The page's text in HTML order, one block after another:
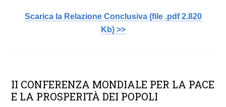
Scarica la Relazione Conclusiva (file .pdf 2.820
Kb) >>
II CONFERENZA MONDIALE PER LA PACE
E LA PROSPERITÀ DEI POPOLI